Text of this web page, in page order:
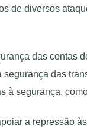
de diversos
das contas
das
à segurança,
a repressão